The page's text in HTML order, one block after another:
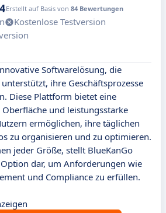
Erstellt auf Basis von 84 Bewertungen
Kostenlose Testversion
Softwarelösung, die
ihre Geschäftsprozesse
Diese Plattform bietet eine
und leistungsstarke
ermöglichen, ihre täglichen
zu organisieren und zu optimieren.
jeder Größe, stellt BlueKanGo
dar, um Anforderungen wie
und Compliance zu erfüllen.